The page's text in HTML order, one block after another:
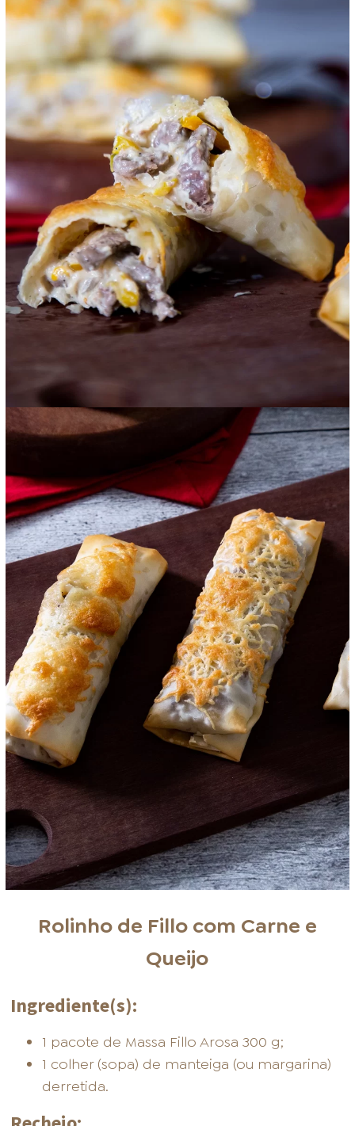
Rolinho de Fillo com Carne e
Queijo
Ingrediente(s):
1 pacote de Massa Fillo Arosa 300 g;
1 colher (sopa) de manteiga (ou margarina)
derretida.